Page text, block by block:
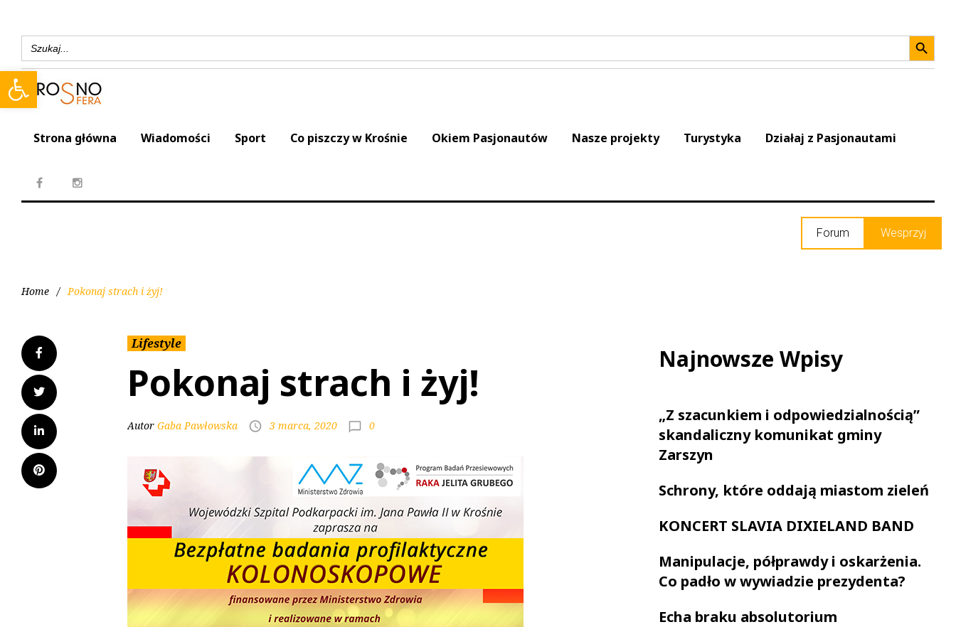
Open toolbar
Search
for:
Search
Strona główna Wiadomości Sport Co piszczy w Krośnie Okiem Pasjonautów Nasze projekty Turystyka Działaj z Pasjonautami
Forum Wesprzyj
Home / Pokonaj strach i żyj!
Lifestyle
Pokonaj strach i żyj!
Autor Gaba Pawłowska 3 marca, 2020 0
Najnowsze Wpisy
„Z szacunkiem i odpowiedzialnością”
skandaliczny komunikat gminy
Zarszyn
Schrony, które oddają miastom zieleń
KONCERT SLAVIA DIXIELAND BAND
Manipulacje, półprawdy i oskarżenia.
Co padło w wywiadzie prezydenta?
Echa braku absolutorium